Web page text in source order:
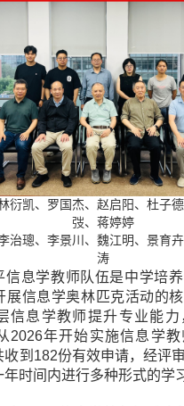
衍凯、罗国杰、赵启阳、杜子
弢、蒋婷婷
治璁、李景川、魏江明、景育
涛
信息学教师队伍是中学培
展信息学奥林匹克活动的
信息学教师提升专业能
2026年开始实施信息学
到 182份有效申请，经评
时间内进行多种形式的学